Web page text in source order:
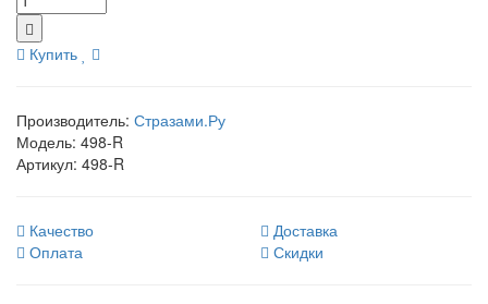
Купить
Производитель: Стразами.Ру
Модель: 498-R
Артикул: 498-R
Качество
Доставка
Оплата
Скидки